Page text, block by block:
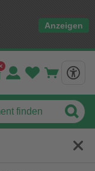
Anzeigen